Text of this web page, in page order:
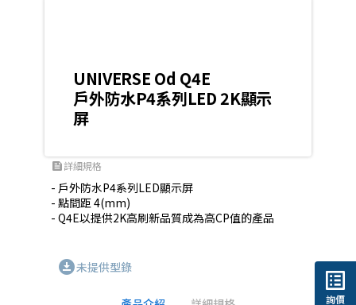
UNIVERSE Od Q4E
戶外防水P4系列LED 2K顯示
屏
feed詳細規格
- 戶外防水P4系列LED顯示屏
- 點間距 4(mm)
- Q4E以提供2K高刷新品質成為高CP值的產品
download_for_offline未提供型錄
list_alt
詢價